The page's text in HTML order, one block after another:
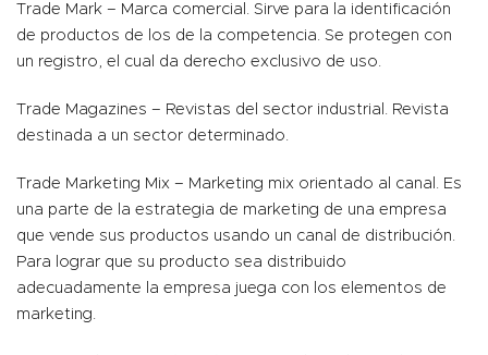
Trade Mark – Marca comercial. Sirve para la identificación
de productos de los de la competencia. Se protegen con
un registro, el cual da derecho exclusivo de uso.
Trade Magazines – Revistas del sector industrial. Revista
destinada a un sector determinado.
Trade Marketing Mix – Marketing mix orientado al canal. Es
una parte de la estrategia de marketing de una empresa
que vende sus productos usando un canal de distribución.
Para lograr que su producto sea distribuido
adecuadamente la empresa juega con los elementos de
marketing.